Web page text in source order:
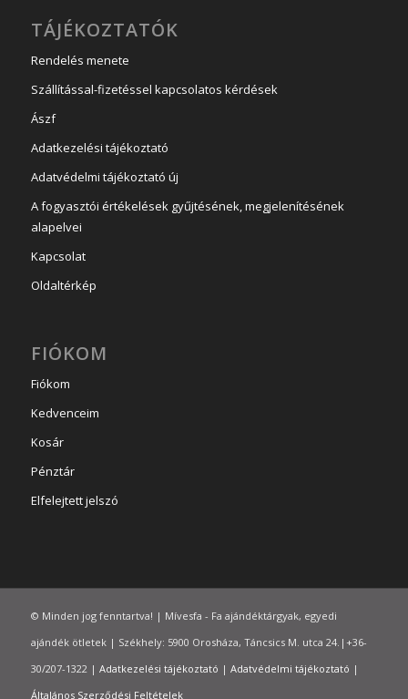
TÁJÉKOZTATÓK
Rendelés menete
Szállítással-fizetéssel kapcsolatos kérdések
Ászf
Adatkezelési tájékoztató
Adatvédelmi tájékoztató új
A fogyasztói értékelések gyűjtésének, megjelenítésének
alapelvei
Kapcsolat
Oldaltérkép
FIÓKOM
Fiókom
Kedvenceim
Kosár
Pénztár
Elfelejtett jelszó
© Minden jog fenntartva! | Mívesfa - Fa ajándéktárgyak, egyedi
ajándék ötletek | Székhely: 5900 Orosháza, Táncsics M. utca 24.|+36-
30/207-1322 | Adatkezelési tájékoztató | Adatvédelmi tájékoztató |
Általános Szerződési Feltételek